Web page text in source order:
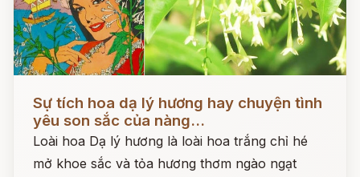
Sự tích hoa dạ lý hương hay chuyện tình
yêu son sắc của nàng...
Loài hoa Dạ lý hương là loài hoa trắng chỉ hé
mở khoe sắc và tỏa hương thơm ngào ngạt